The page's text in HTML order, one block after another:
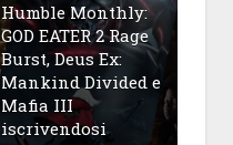
Humble Monthly:
GOD EATER 2 Rage
Burst, Deus Ex:
Mankind Divided e
Mafia III
iscrivendosi